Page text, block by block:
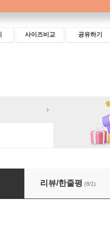
사이즈비교 공유하기
리뷰/한줄평 (8/1)